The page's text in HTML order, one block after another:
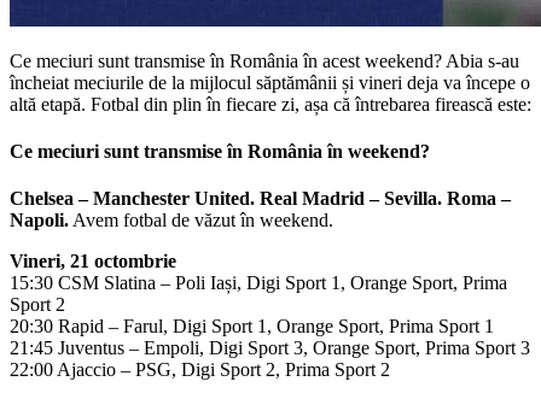
Ce meciuri sunt transmise în România în acest weekend? Abia s-au
încheiat meciurile de la mijlocul săptămânii și vineri deja va începe o
altă etapă. Fotbal din plin în fiecare zi, așa că întrebarea firească este:
Ce meciuri sunt transmise în România în weekend?
Chelsea – Manchester United. Real Madrid – Sevilla. Roma –
Napoli. Avem fotbal de văzut în weekend.
Vineri, 21 octombrie
15:30 CSM Slatina – Poli Iași, Digi Sport 1, Orange Sport, Prima
Sport 2
20:30 Rapid – Farul, Digi Sport 1, Orange Sport, Prima Sport 1
21:45 Juventus – Empoli, Digi Sport 3, Orange Sport, Prima Sport 3
22:00 Ajaccio – PSG, Digi Sport 2, Prima Sport 2